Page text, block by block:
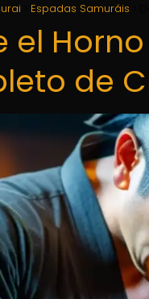
Espadas Samuráis
el
de